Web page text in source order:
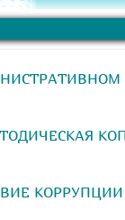
КОРРУПЦИИ